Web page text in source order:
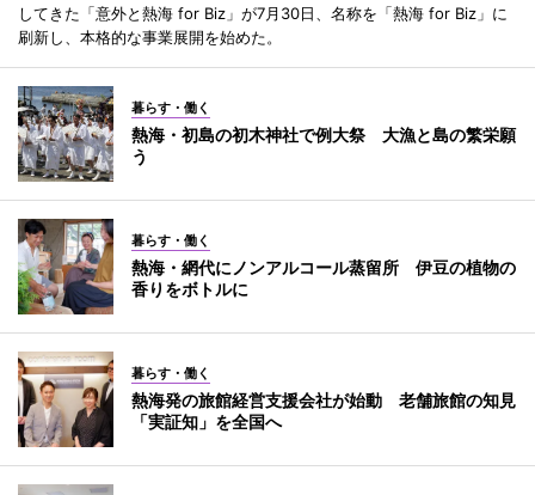
してきた「意外と熱海 for Biz」が7月30日、名称を「熱海 for Biz」に
刷新し、本格的な事業展開を始めた。
暮らす・働く
熱海・初島の初木神社で例大祭 大漁と島の繁栄願
う
暮らす・働く
熱海・網代にノンアルコール蒸留所 伊豆の植物の
香りをボトルに
暮らす・働く
熱海発の旅館経営支援会社が始動 老舗旅館の知見
「実証知」を全国へ